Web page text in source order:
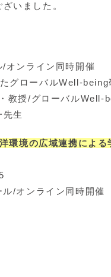
いました。
ンライン同時開催
グローバルWell-being
教授/グローバルWell-
生
境の広域連携による
/オンライン同時開催